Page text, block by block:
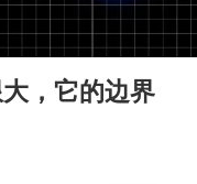
良好增长态势
横滨冠军赛8强
签需缴款7.54万元
06:23
，它的边界